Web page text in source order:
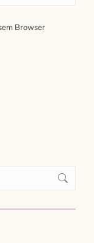
Browser